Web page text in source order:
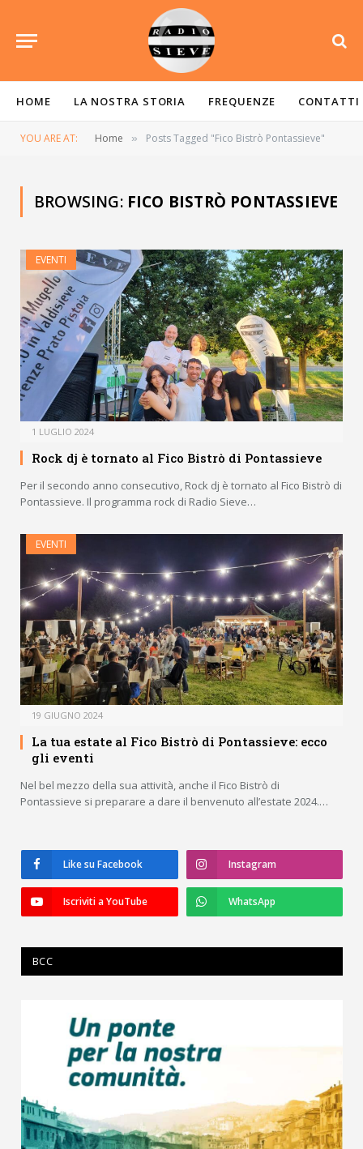
HOME LA NOSTRA STORIA FREQUENZE CONTATTI
YOU ARE AT: Home » Posts Tagged "Fico Bistrò Pontassieve"
BROWSING: FICO BISTRÒ PONTASSIEVE
EVENTI
1 LUGLIO 2024
Rock dj è tornato al Fico Bistrò di Pontassieve
Per il secondo anno consecutivo, Rock dj è tornato al Fico Bistrò di
Pontassieve. Il programma rock di Radio Sieve…
EVENTI
19 GIUGNO 2024
La tua estate al Fico Bistrò di Pontassieve: ecco
gli eventi
Nel bel mezzo della sua attività, anche il Fico Bistrò di
Pontassieve si preparare a dare il benvenuto all’estate 2024.…
Like su Facebook Instagram
Iscriviti a YouTube WhatsApp
BCC